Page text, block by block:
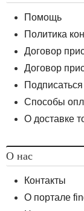
Помощь
Политика
Договор
Договор
Подписаться
Способы
О доставке
О нас
Контакты
О портале